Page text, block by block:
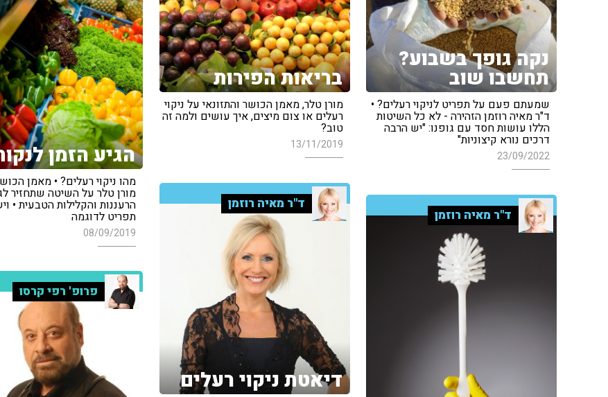
נקה גופך בשבוע?
תחשבו שוב
שמעתם פעם על תפריט לניקוי רעלים? •
ד"ר מאיה רוזמן הזהירה - לא כל השיטות
הללו עושות חסד עם גופנו: "יש הרבה
דרכים נורא קיצוניות"
23/09/2022
בריאות הפירות
מורן טלר, מאמן הכושר והתזונאי על ניקוי
רעלים או צום מיצים, איך עושים ולמה זה
טוב?
13/11/2019 הגיע הזמן
מהו ניקוי רעלים? • מאמן
מורן טלר על השיטה שתחזיר
הרעננות והקלילות הטבעית •
תפריט לדוגמה
08/09/2019
ד"ר מאיה רוזמן
דיאטת ניקוי רעלים
ד"ר מאיה רוזמן
פרופ' רפי קרסו